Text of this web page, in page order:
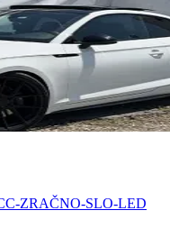
ZRAČNO-SLO-LED